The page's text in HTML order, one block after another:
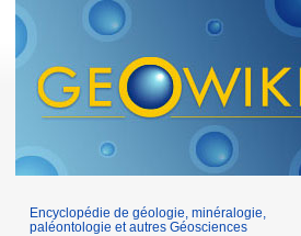
Encyclopédie de géologie, minéralogie,
paléontologie et autres Géosciences